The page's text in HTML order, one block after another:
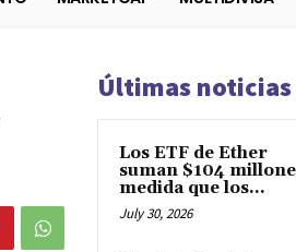
Últimas noticias
Los ETF de Ether
suman $104
medida que los...
July 30, 2026